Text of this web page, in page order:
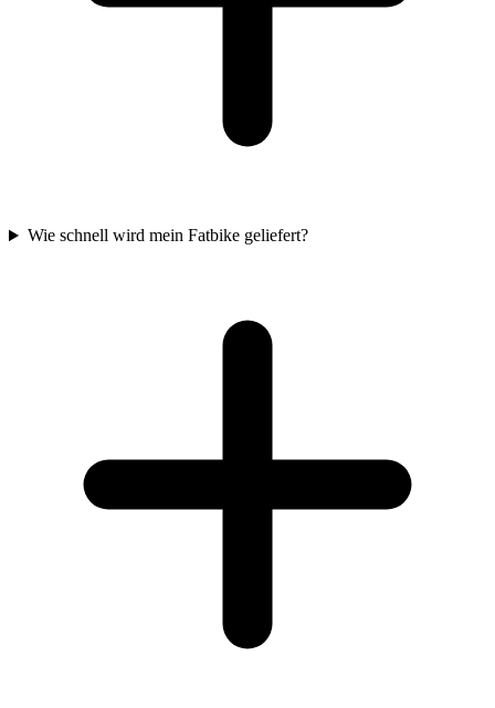
Wie schnell wird mein Fatbike geliefert?